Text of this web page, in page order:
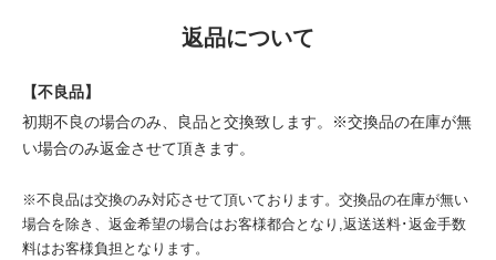
返品について
【不良品】
初期不良の場合のみ、良品と交換致します。※交換品の在庫が無
い場合のみ返金させて頂きます。
※不良品は交換のみ対応させて頂いております。交換品の在庫が無い
場合を除き、返金希望の場合はお客様都合となり,返送送料･返金手数
料はお客様負担となります。